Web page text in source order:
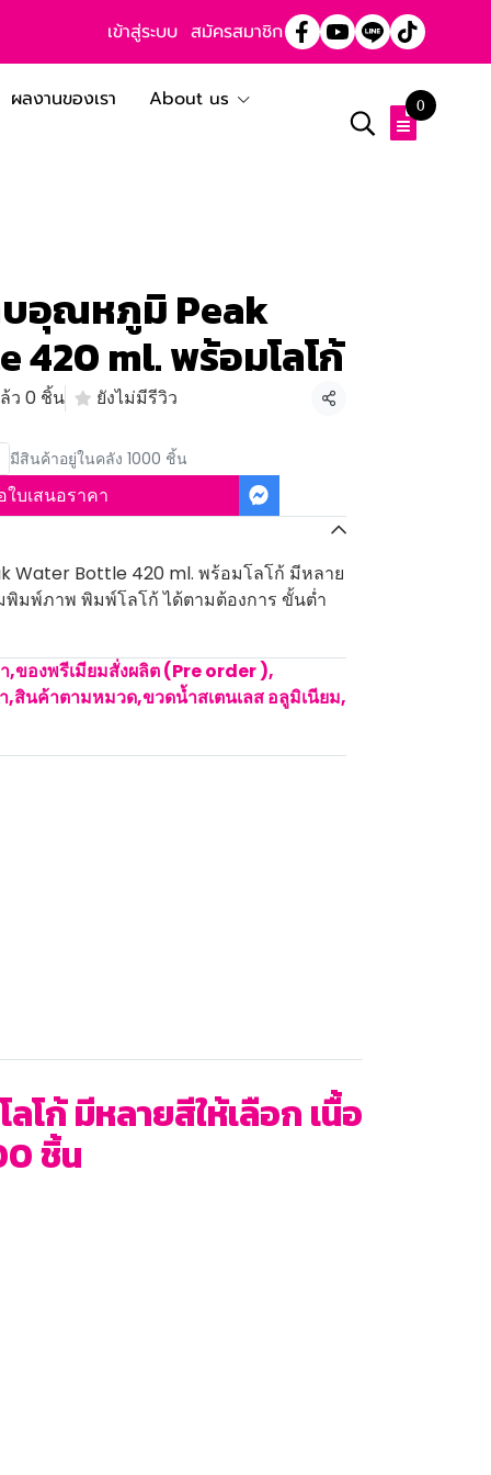
เข้าสู่ระบบ สมัครสมาชิก
ผลงานของเรา
About us
0
บอุณหภูมิ Peak
420 ml. พร้อมโลโก้
ว 0 ชิ้น ยังไม่มีรีวิว
แชร์
มีสินค้าอยู่ในคลัง 1000 ชิ้น
ใบเสนอราคา
Water Bottle 420 ml. พร้อมโลโก้ มีหลาย
พิมพ์ภาพ พิมพ์โลโก้ ได้ตามต้องการ ขั้นต่ำ
,ของพรีเมียมสั่งผลิต (Pre order ),
,สินค้าตามหมวด,ขวดน้ำสเตนเลส อลูมิเนียม,
ก้ มีหลายสีให้เลือก เนื้อ
ชิ้น